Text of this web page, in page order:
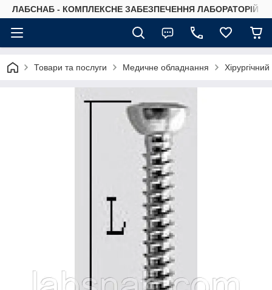
ЛАБСНАБ - КОМПЛЕКСНЕ ЗАБЕЗПЕЧЕННЯ ЛАБОРАТОРІЙ
Товари та послуги Медичне обладнання